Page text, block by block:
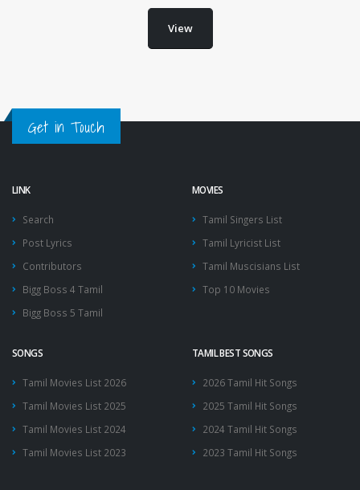
View
Get in Touch
LINK
Search
Post Lyrics
Contributors
Bigg Boss 4 Tamil
Bigg Boss 5 Tamil
MOVIES
Tamil Singers List
Tamil Lyricist List
Tamil Muscisians List
Top 10 Movies
SONGS
Tamil Movies List 2026
Tamil Movies List 2025
Tamil Movies List 2024
Tamil Movies List 2023
TAMIL BEST SONGS
2026 Tamil Hit Songs
2025 Tamil Hit Songs
2024 Tamil Hit Songs
2023 Tamil Hit Songs